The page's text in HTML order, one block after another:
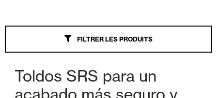
FILTRER LES PRODUITS
Toldos SRS para un